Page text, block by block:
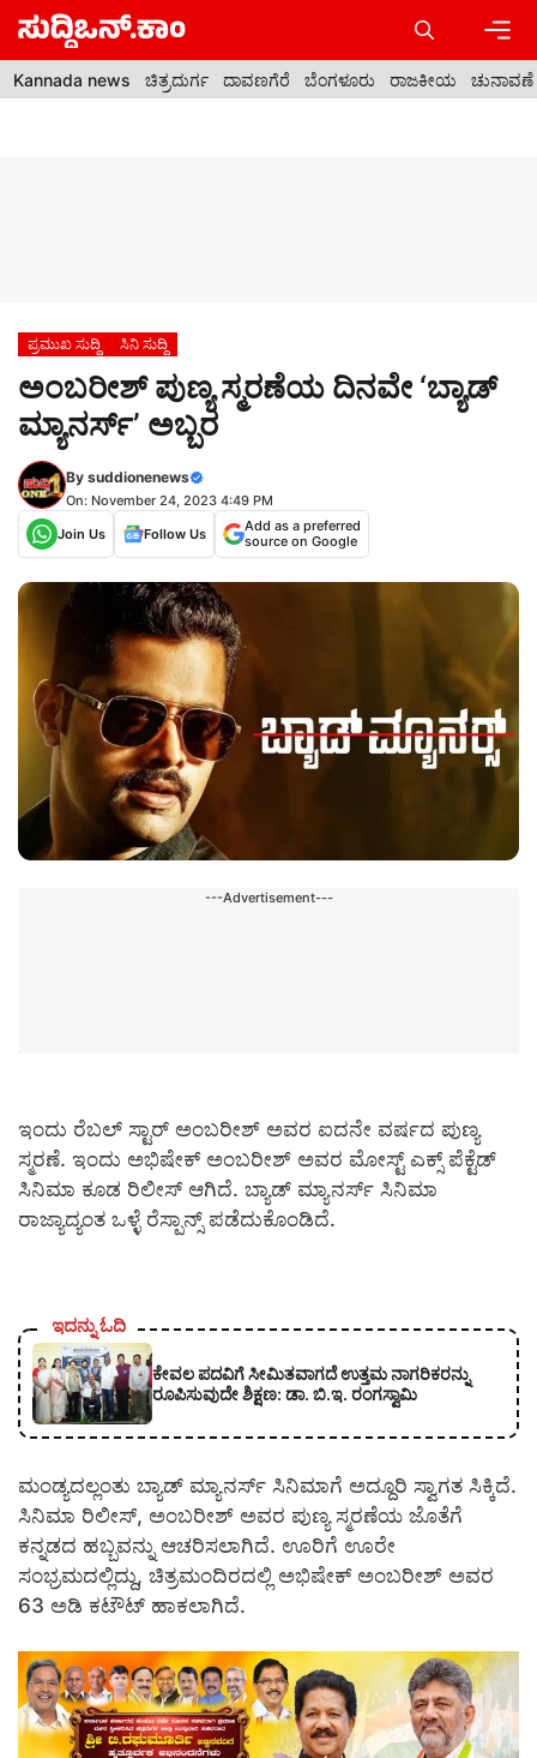
Skip
content
Kannada news ಚಿತ್ರದುರ್ಗ ದಾವಣಗೆರೆ ಬೆಂಗಳೂರು ರಾಜಕೀಯ ಚುನಾವಣೆ
ಪ್ರಮುಖ ಸುದ್ದಿ ಸಿನಿ ಸುದ್ದಿ
ಅಂಬರೀಶ್ ಪುಣ್ಯ ಸ್ಮರಣೆಯ ದಿನವೇ ‘ಬ್ಯಾಡ್
ಮ್ಯಾನರ್ಸ್’ ಅಬ್ಬರ
By suddionenews
On: November 24, 2023 4:49 PM
Join Us
Follow Us
Add as a preferred
source on Google
---Advertisement---
ಇಂದು ರೆಬಲ್ ಸ್ಟಾರ್ ಅಂಬರೀಶ್ ಅವರ ಐದನೇ ವರ್ಷದ ಪುಣ್ಯ
ಸ್ಮರಣೆ. ಇಂದು ಅಭಿಷೇಕ್ ಅಂಬರೀಶ್ ಅವರ ಮೋಸ್ಟ್ ಎಕ್ಸ್ ಪೆಕ್ಟೆಡ್
ಸಿನಿಮಾ ಕೂಡ ರಿಲೀಸ್ ಆಗಿದೆ. ಬ್ಯಾಡ್ ಮ್ಯಾನರ್ಸ್ ಸಿನಿಮಾ
ರಾಜ್ಯಾದ್ಯಂತ ಒಳ್ಳೆ ರೆಸ್ಪಾನ್ಸ್ ಪಡೆದುಕೊಂಡಿದೆ.
ಇದನ್ನು ಓದಿ
ಕೇವಲ ಪದವಿಗೆ ಸೀಮಿತವಾಗದೆ ಉತ್ತಮ ನಾಗರಿಕರನ್ನು
ರೂಪಿಸುವುದೇ ಶಿಕ್ಷಣ: ಡಾ. ಬಿ.ಇ. ರಂಗಸ್ವಾಮಿ
ಮಂಡ್ಯದಲ್ಲಂತು ಬ್ಯಾಡ್ ಮ್ಯಾನರ್ಸ್ ಸಿನಿಮಾಗೆ ಅದ್ದೂರಿ ಸ್ವಾಗತ ಸಿಕ್ಕಿದೆ.
ಸಿನಿಮಾ ರಿಲೀಸ್, ಅಂಬರೀಶ್ ಅವರ ಪುಣ್ಯ ಸ್ಮರಣೆಯ ಜೊತೆಗೆ
ಕನ್ನಡದ ಹಬ್ಬವನ್ನು ಆಚರಿಸಲಾಗಿದೆ. ಊರಿಗೆ ಊರೇ
ಸಂಭ್ರಮದಲ್ಲಿದ್ದು, ಚಿತ್ರಮಂದಿರದಲ್ಲಿ ಅಭಿಷೇಕ್ ಅಂಬರೀಶ್ ಅವರ
63 ಅಡಿ ಕಟೌಟ್ ಹಾಕಲಾಗಿದೆ‌.